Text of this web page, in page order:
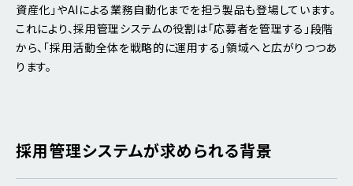
資産化」やAIによる業務自動化までを担う製品も登場しています。
これにより、採用管理システムの役割は「応募者を管理する」段階
から、「採用活動全体を戦略的に運用する」領域へと広がりつつあ
ります。
採用管理システムが求められる背景